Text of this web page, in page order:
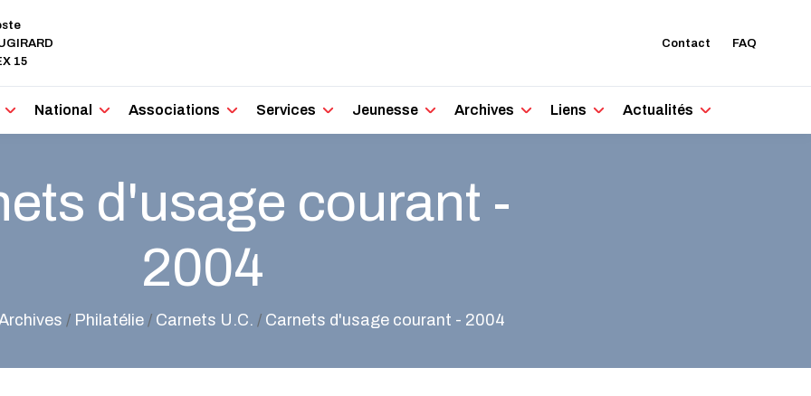
15
Contact FAQ
National Associations Services Jeunesse Archives Liens Actualités
d'usage courant -
2004
/ Philatélie/ Carnets U.C. / Carnets d'usage courant - 2004